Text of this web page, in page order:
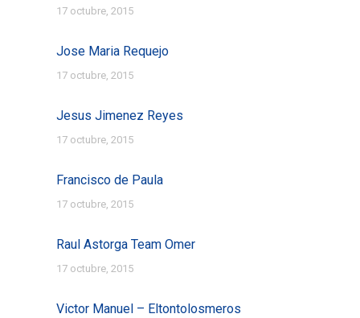
17 octubre, 2015
Jose Maria Requejo
17 octubre, 2015
Jesus Jimenez Reyes
17 octubre, 2015
Francisco de Paula
17 octubre, 2015
Raul Astorga Team Omer
17 octubre, 2015
Victor Manuel – Eltontolosmeros